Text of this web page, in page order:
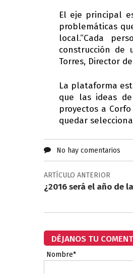
El eje principal
problemáticas
local.“Cada
construcción de
Torres, Director
La plataforma
que las ideas
proyectos a
quedar
No hay comentarios
ARTÍCULO ANTERIOR
¿2016 será el año de
DÉJANOS TU
Nombre*